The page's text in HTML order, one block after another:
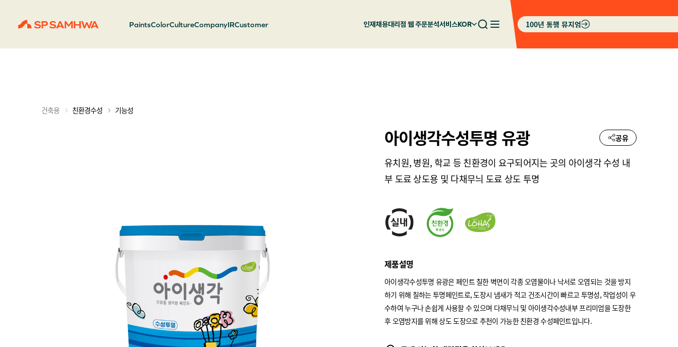
PaintsColorCultureCompanyIRCustomer 인재채용대리점 웹 주문분석서비스KOR 100년 동행 뮤지엄
건축용 친환경수성 기능성
아이생각수성투명 유광 공유
유치원, 병원, 학교 등 친환경이 요구되어지는 곳의 아이생각 수성 내
부 도료 상도용 및 다채무늬 도료 상도 투명
제품설명
아이생각수성투명 유광은 페인트 칠한 벽면이 각종 오염물이나 낙서로 오염되는 것을 방지
하기 위해 칠하는 투명페인트로, 도장시 냄새가 적고 건조시간이 빠르고 투명성, 작업성이 우
수하여 누구나 손쉽게 사용할 수 있으며 다채무늬 및 아이생각수성내부 프리미엄을 도장한
후 오염방지를 위해 상도 도장으로 추천이 가능한 친환경 수성페인트입니다.